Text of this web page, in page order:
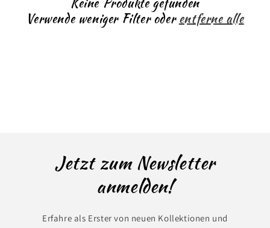
Verwende weniger Filter oderentferne alle
Jetzt zum Newsletter
anmelden!
Erfahre als Erster von neuen Kollektionen und